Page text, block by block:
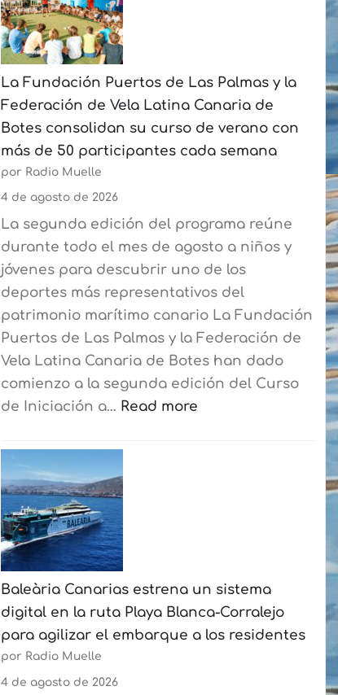
cierra
hasta
julio
con
un
crecimiento
acumulado
del
6,8%
La Fundación Puertos de Las Palmas y la
Federación de Vela Latina Canaria de
Botes consolidan su curso de verano con
más de 50 participantes cada semana
por Radio Muelle
4 de agosto de 2026
La segunda edición del programa reúne
durante todo el mes de agosto a niños y
jóvenes para descubrir uno de los
deportes más representativos del
patrimonio marítimo canario La Fundación
Puertos de Las Palmas y la Federación de
Vela Latina Canaria de Botes han dado
comienzo a la segunda edición del Curso
de Iniciación a… Read more
La
Fundación
Puertos
de
Las
Palmas
y
la
Federación
de
Vela
Baleària Canarias estrena un sistema
digital en la ruta Playa Blanca-Corralejo
para agilizar el embarque a los residentes
por Radio Muelle
4 de agosto de 2026